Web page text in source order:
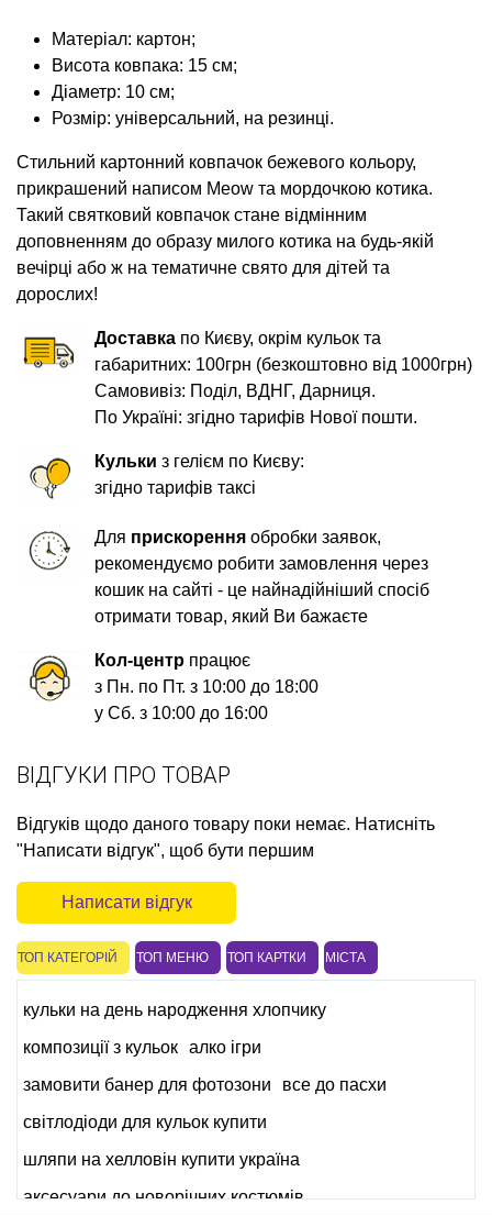
Матеріал: картон;
Висота ковпака: 15 см;
Діаметр: 10 см;
Розмір: універсальний, на резинці.
Стильний картонний ковпачок бежевого кольору,
прикрашений написом Meow та мордочкою котика.
Такий святковий ковпачок стане відмінним
доповненням до образу милого котика на будь-якій
вечірці або ж на тематичне свято для дітей та
дорослих!
Доставка по Києву, окрім кульок та
габаритних: 100грн (безкоштовно від 1000грн)
Самовивіз: Поділ, ВДНГ, Дарниця.
По Україні: згідно тарифів Нової пошти.
Кульки з гелієм по Києву:
згідно тарифів таксі
Для прискорення обробки заявок,
рекомендуємо робити замовлення через
кошик на сайті - це найнадійніший спосіб
отримати товар, який Ви бажаєте
Кол-центр працює
з Пн. по Пт. з 10:00 до 18:00
у Сб. з 10:00 до 16:00
ВІДГУКИ ПРО ТОВАР
Відгуків щодо даного товару поки немає. Натисніть
"Написати відгук", щоб бути першим
Написати відгук
ТОП КАТЕГОРІЙ ТОП МЕНЮ ТОП КАРТКИ МІСТА
кульки на день народження хлопчику
композиції з кульок алко ігри
замовити банер для фотозони
все до пасхи
світлодіоди для кульок купити
шляпи на хелловін купити україна
аксесуари до новорічних костюмів